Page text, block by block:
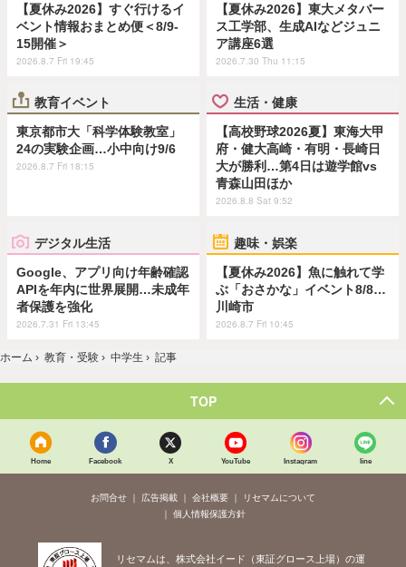
【夏休み2026】すぐ行けるイ
ベント情報おまとめ便＜8/9-
15開催＞
2026.8.7 Fri 19:45
【夏休み2026】東大メタバー
ス工学部、生成AIなどジュニ
ア講座6選
2026.7.30 Thu 11:15
教育イベント
東京都市大「科学体験教室」
24の実験企画…小中向け9/6
2026.8.7 Fri 18:15
生活・健康
【高校野球2026夏】東海大甲
府・健大高崎・有明・長崎日
大が勝利…第4日は遊学館vs
青森山田ほか
2026.8.8 Sat 9:52
デジタル生活
Google、アプリ向け年齢確認
APIを年内に世界展開…未成年
者保護を強化
2026.7.31 Fri 13:45
趣味・娯楽
【夏休み2026】魚に触れて学
ぶ「おさかな」イベント8/8…
川崎市
2026.8.7 Fri 10:45
ホーム › 教育・受験 › 中学生 › 記事
TOP
Home Facebook X YouTube Instagram line
お問合せ 広告掲載 会社概要
リセマムについて
個人情報保護方針
リセマムは、株式会社イード（東証グロース上場）の運